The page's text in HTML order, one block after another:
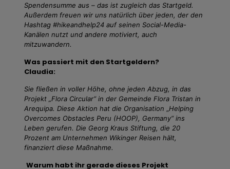
Spendensumme aus – das ist zugleich das Startgeld.
Außerdem freuen wir uns natürlich über jeden, der den
Hashtag #hikeandhelp24 auf seinen Social-Media-
Kanälen nutzt und andere motiviert, auch
mitzuwandern.
Was passiert mit den Startgeldern?
Claudia:
Sie fließen in voller Höhe, ohne jeden Abzug, in das
Projekt „Flora Circular“ in der Gemeinde Flora Tristan in
Arequipa. Diese Aktion hat die Organisation
Helping
Overcomes Obstacles Peru (HOOP), Germany“ ins
Leben gerufen. Die Georg Kraus Stiftung, die 20
Prozent am Unternehmen Wikinger Reisen hält,
finanziert diese Maßnahme.
Warum habt ihr gerade dieses Projekt